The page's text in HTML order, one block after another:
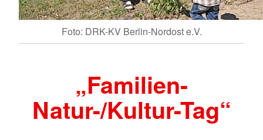
Foto: DRK-KV Berlin-Nordost e.V.
„Familien-
Natur-/Kultur-Tag“